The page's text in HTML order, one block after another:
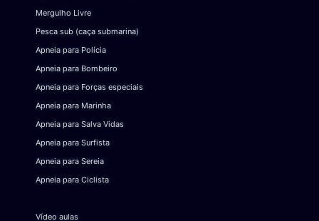
Mergulho Livre
Pesca sub (caça submarina)
Apneia para Polícia
Apneia para Bombeiro
Apneia para Forças especiais
Apneia para Marinha
Apneia para Salva Vidas
Apneia para Surfista
Apneia para Sereia
Apneia para Ciclista
Vídeo aulas